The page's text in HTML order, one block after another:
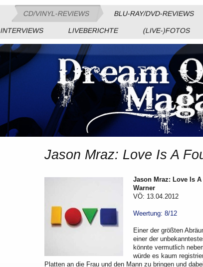
CD/VINYL-REVIEWS BLU-RAY/DVD-REVIEWS
INTERVIEWS LIVEBERICHTE (LIVE-)FOTOS
Jason Mraz: Love Is A
Jason Mraz: Love Is
Warner
VÖ: 13.04.2012
Weertung: 8/12
Einer der größten
einer der
könnte vermutlich
würde es kaum
Platten an die Frau und den Mann zu bringen und